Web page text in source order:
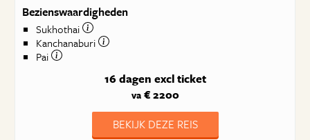
Bezienswaardigheden
Sukhothai
Kanchanaburi
Pai
16 dagen excl ticket
va€ 2200
BEKIJK DEZE REIS